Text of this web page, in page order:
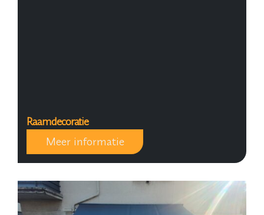
Raamdecoratie
Meer informatie